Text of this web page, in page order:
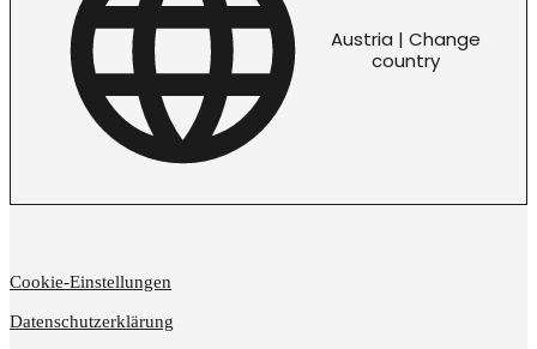
Austria | Change
country
Cookie-Einstellungen
Datenschutzerklärung